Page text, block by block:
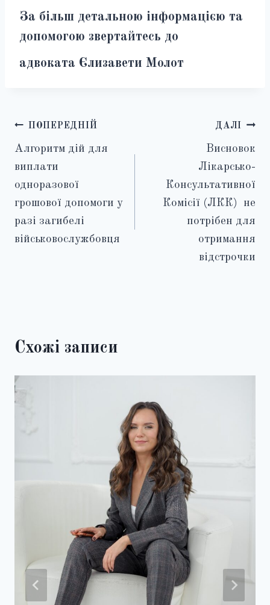
За більш детальною інформацією та
допомогою звертайтесь до
адвоката Єлизавети Молот
Навігація
записів
ПОПЕРЕДНІЙ
Алгоритм дій для
виплати
одноразової
грошової допомоги у
разі загибелі
військовослужбовця
ДАЛІ
Висновок
Лікарсько-
Консультативної
Комісії (ЛКК) не
потрібен для
отримання
відстрочки
Схожі записи